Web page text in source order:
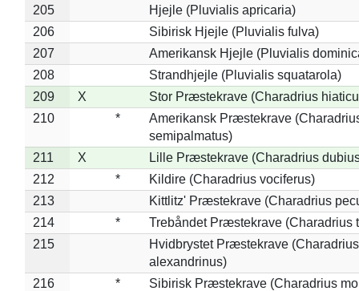
205
Hjejle (Pluvialis apricaria)
206
Sibirisk Hjejle (Pluvialis fulva)
207
Amerikansk Hjejle (Pluvialis
208
Strandhjejle (Pluvialis squatarola)
209
X
Stor Præstekrave (Charadrius
210
*
Amerikansk Præstekrave
semipalmatus)
211
X
Lille Præstekrave (Charadrius
212
*
Kildire (Charadrius vociferus)
213
Kittlitz' Præstekrave (Charadrius
214
*
Trebåndet Præstekrave (Charadrius
215
Hvidbrystet Præstekrave (Charadrius
alexandrinus)
216
*
Sibirisk Præstekrave (Charadrius